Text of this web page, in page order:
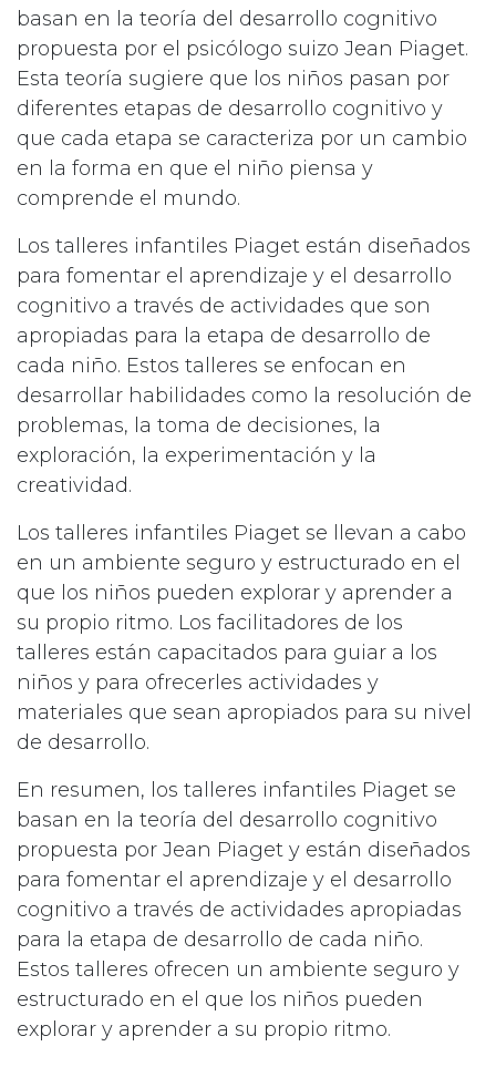
basan en la teoría del desarrollo cognitivo
propuesta por el psicólogo suizo Jean Piaget.
Esta teoría sugiere que los niños pasan por
diferentes etapas de desarrollo cognitivo y
que cada etapa se caracteriza por un cambio
en la forma en que el niño piensa y
comprende el mundo.
Los talleres infantiles Piaget están diseñados
para fomentar el aprendizaje y el desarrollo
cognitivo a través de actividades que son
apropiadas para la etapa de desarrollo de
cada niño. Estos talleres se enfocan en
desarrollar habilidades como la resolución de
problemas, la toma de decisiones, la
exploración, la experimentación y la
creatividad.
Los talleres infantiles Piaget se llevan a cabo
en un ambiente seguro y estructurado en el
que los niños pueden explorar y aprender a
su propio ritmo. Los facilitadores de los
talleres están capacitados para guiar a los
niños y para ofrecerles actividades y
materiales que sean apropiados para su nivel
de desarrollo.
En resumen, los talleres infantiles Piaget se
basan en la teoría del desarrollo cognitivo
propuesta por Jean Piaget y están diseñados
para fomentar el aprendizaje y el desarrollo
cognitivo a través de actividades apropiadas
para la etapa de desarrollo de cada niño.
Estos talleres ofrecen un ambiente seguro y
estructurado en el que los niños pueden
explorar y aprender a su propio ritmo.